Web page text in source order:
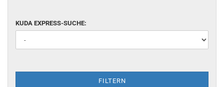
KUDA EXPRESS-SUCHE:
FILTERN